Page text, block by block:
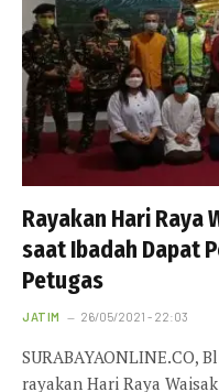
Rayakan Hari Raya
saat Ibadah Dapat
Petugas
JATIM 26/05/2021 - 22:03
SURABAYAONLINE.CO,
rayakan Hari Raya